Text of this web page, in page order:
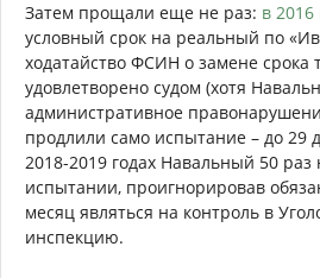
Затем прощали еще не раз: в 2016
условный срок на реальный по
ходатайство ФСИН о замене срока
удовлетворено судом (хотя
административное
продлили само испытание – до 29
2018-2019 годах Навальный 50
испытании, проигнорировав
месяц являться на контроль в
инспекцию.